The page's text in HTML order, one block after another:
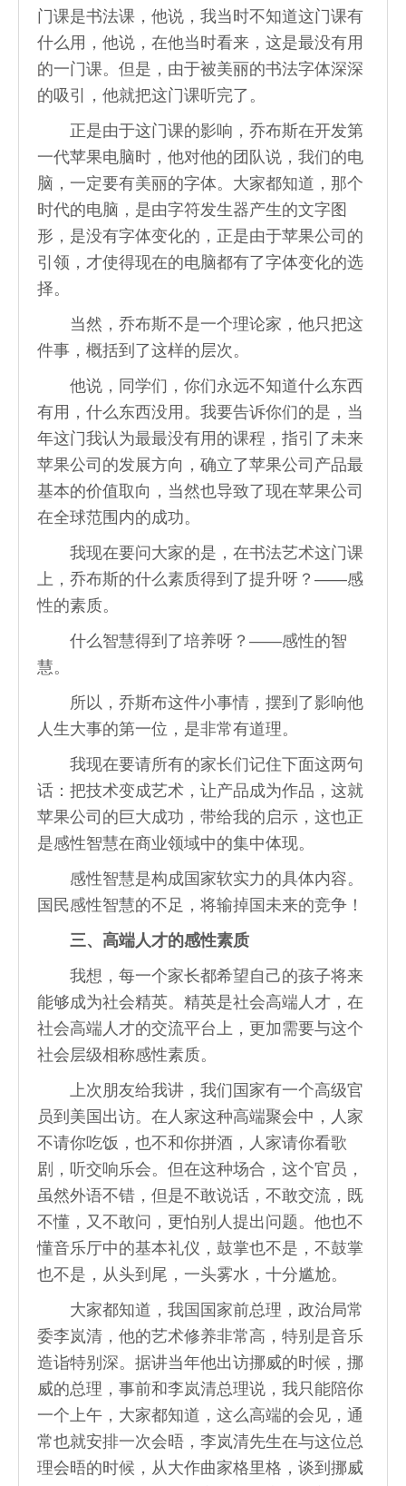
门课是书法课，他说，我当时不知道这门课有
什么用，他说，在他当时看来，这是最没有用
的一门课。但是，由于被美丽的书法字体深深
的吸引，他就把这门课听完了。
正是由于这门课的影响，乔布斯在开发第
一代苹果电脑时，他对他的团队说，我们的电
脑，一定要有美丽的字体。大家都知道，那个
时代的电脑，是由字符发生器产生的文字图
形，是没有字体变化的，正是由于苹果公司的
引领，才使得现在的电脑都有了字体变化的选
择。
当然，乔布斯不是一个理论家，他只把这
件事，概括到了这样的层次。
他说，同学们，你们永远不知道什么东西
有用，什么东西没用。我要告诉你们的是，当
年这门我认为最最没有用的课程，指引了未来
苹果公司的发展方向，确立了苹果公司产品最
基本的价值取向，当然也导致了现在苹果公司
在全球范围内的成功。
我现在要问大家的是，在书法艺术这门课
上，乔布斯的什么素质得到了提升呀？——感
性的素质。
什么智慧得到了培养呀？——感性的智
慧。
所以，乔斯布这件小事情，摆到了影响他
人生大事的第一位，是非常有道理。
我现在要请所有的家长们记住下面这两句
话：把技术变成艺术，让产品成为作品，这就
苹果公司的巨大成功，带给我的启示，这也正
是感性智慧在商业领域中的集中体现。
感性智慧是构成国家软实力的具体内容。
国民感性智慧的不足，将输掉国未来的竞争！
三、高端人才的感性素质
我想，每一个家长都希望自己的孩子将来
能够成为社会精英。精英是社会高端人才，在
社会高端人才的交流平台上，更加需要与这个
社会层级相称感性素质。
上次朋友给我讲，我们国家有一个高级官
员到美国出访。在人家这种高端聚会中，人家
不请你吃饭，也不和你拼酒，人家请你看歌
剧，听交响乐会。但在这种场合，这个官员，
虽然外语不错，但是不敢说话，不敢交流，既
不懂，又不敢问，更怕别人提出问题。他也不
懂音乐厅中的基本礼仪，鼓掌也不是，不鼓掌
也不是，从头到尾，一头雾水，十分尴尬。
大家都知道，我国国家前总理，政治局常
委李岚清，他的艺术修养非常高，特别是音乐
造诣特别深。据讲当年他出访挪威的时候，挪
威的总理，事前和李岚清总理说，我只能陪你
一个上午，大家都知道，这么高端的会见，通
常也就安排一次会晤，李岚清先生在与这位总
理会晤的时候，从大作曲家格里格，谈到挪威